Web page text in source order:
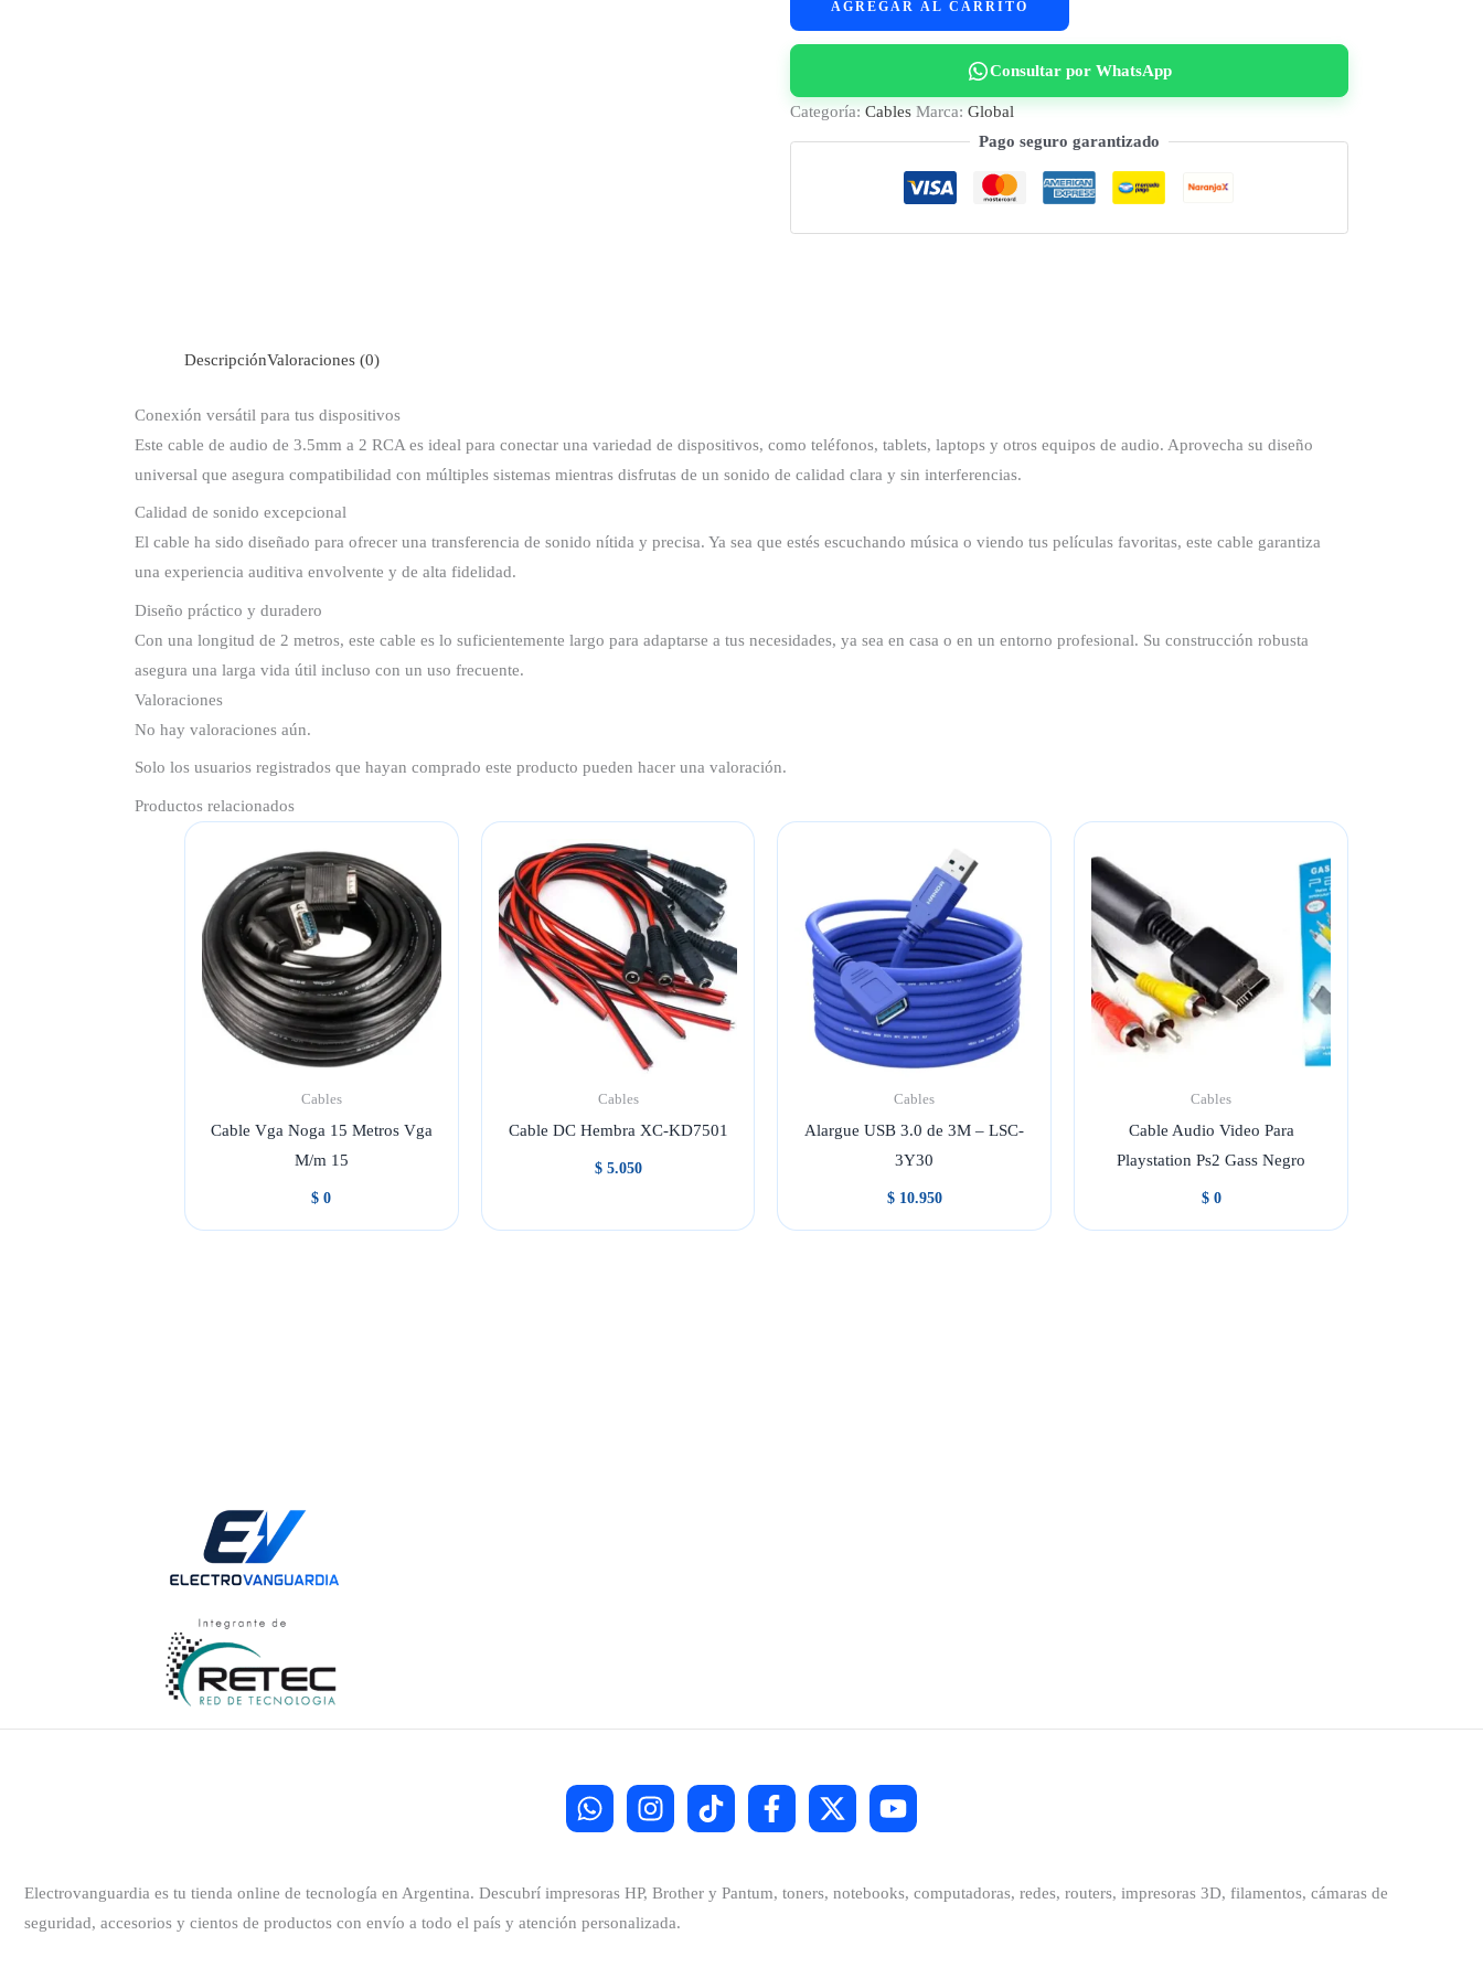
Audio
a
AGREGAR AL CARRITO
Consultar por WhatsApp
Categoría: Cables Marca: Global
Pago seguro garantizado
DescripciónValoraciones (0)
Conexión versátil para tus dispositivos
Este cable de audio de 3.5mm a 2 RCA es ideal para conectar una variedad de dispositivos, como teléfonos, tablets, laptops y otros equipos de audio. Aprovecha su diseño
universal que asegura compatibilidad con múltiples sistemas mientras disfrutas de un sonido de calidad clara y sin interferencias.
Calidad de sonido excepcional
El cable ha sido diseñado para ofrecer una transferencia de sonido nítida y precisa. Ya sea que estés escuchando música o viendo tus películas favoritas, este cable garantiza
una experiencia auditiva envolvente y de alta fidelidad.
Diseño práctico y duradero
Con una longitud de 2 metros, este cable es lo suficientemente largo para adaptarse a tus necesidades, ya sea en casa o en un entorno profesional. Su construcción robusta
asegura una larga vida útil incluso con un uso frecuente.
Valoraciones
No hay valoraciones aún.
Solo los usuarios registrados que hayan comprado este producto pueden hacer una valoración.
Productos relacionados
Cables
Cable Vga Noga 15 Metros Vga
M/m 15
$ 0
Cables
Cable DC Hembra XC-KD7501
$5.050
Cables
Alargue USB 3.0 de 3M – LSC-
3Y30
$10.950
Cables
Cable Audio Video Para
Playstation Ps2 Gass Negro
$0
Electrovanguardia es tu tienda online de tecnología en Argentina. Descubrí impresoras HP, Brother y Pantum, toners, notebooks, computadoras, redes, routers, impresoras 3D, filamentos, cámaras de
seguridad, accesorios y cientos de productos con envío a todo el país y atención personalizada.